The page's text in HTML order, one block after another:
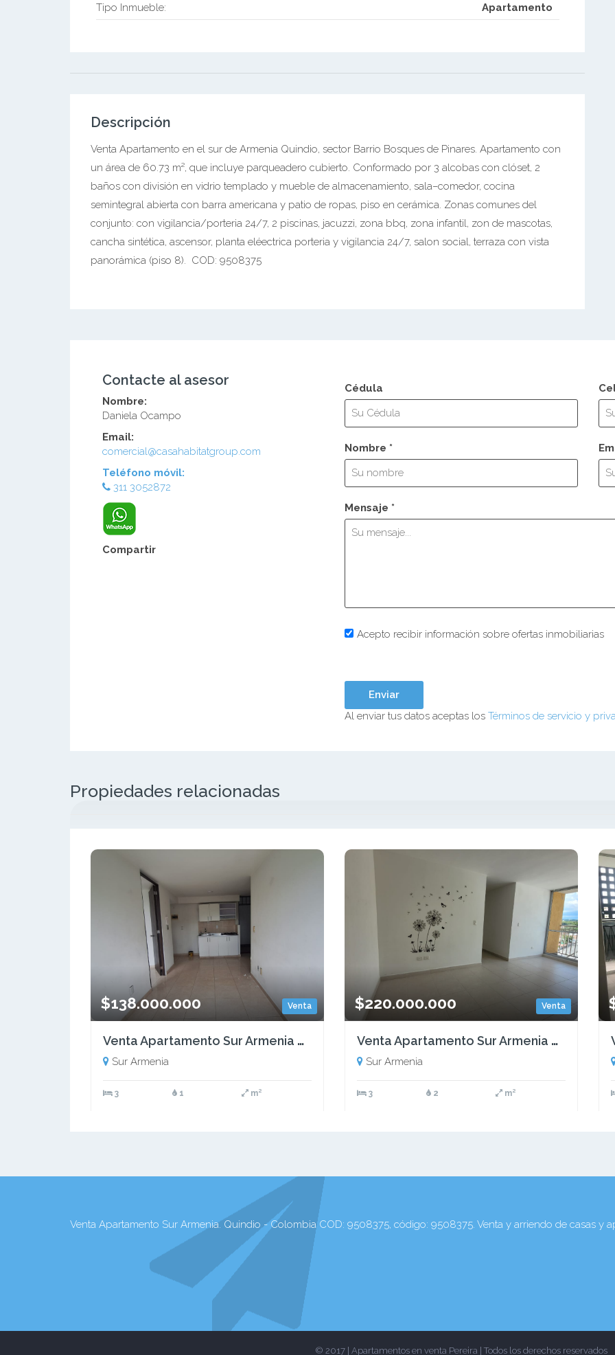
Tipo Inmueble:
Apartamento
Descripción
Venta Apartamento en el sur de Armenia Quindio, sector Barrio Bosques de Pinares. Apartamento con
un área de 60.73 m², que incluye parqueadero cubierto. Conformado por 3 alcobas con clóset, 2
baños con división en vidrio templado y mueble de almacenamiento, sala–comedor, cocina
semintegral abierta con barra americana y patio de ropas, piso en cerámica. Zonas comunes del
conjunto: con vigilancia/porteria 24/7, 2 piscinas, jacuzzi, zona bbq, zona infantil, zon de mascotas,
cancha sintética, ascensor, planta eléectrica porteria y vigilancia 24/7, salon social, terraza con vista
panorámica (piso 8). COD: 9508375
Contacte al asesor
Nombre:
Daniela Ocampo
Email:
comercial@casahabitatgroup.com
Teléfono móvil:
311 3052872
Compartir
Cédula
Nombre *
Mensaje *
Acepto recibir información sobre ofertas inmobiliarias
Al enviar tus datos aceptas los Términos de servicio y
Propiedades relacionadas
Venta
$138.000.000
Venta Apartamento Sur Armenia Quindío (COL). COD: 9398366
Sur Armenia
3 1 m²
Venta
$220.000.000
Venta Apartamento Sur Armenia Quindío - Colombia COD: 9325742
Sur Armenia
3 2 m²
Venta Apartamento Sur Armenia. Quindio - Colombia COD: 9508375, código: 9508375. Venta y arriendo de casas y
© 2017 | Apartamentos en venta Pereira | Todos los derechos reservados